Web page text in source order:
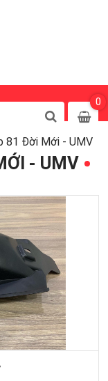
0
81 Đời Mới - UMV
- UMV